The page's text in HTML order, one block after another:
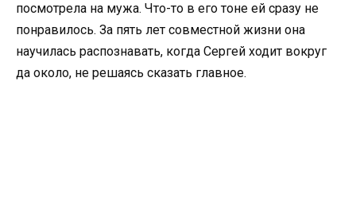
посмотрела на мужа. Что-то в его тоне ей сразу не
понравилось. За пять лет совместной жизни она
научилась распознавать, когда Сергей ходит вокруг
да около, не решаясь сказать главное.